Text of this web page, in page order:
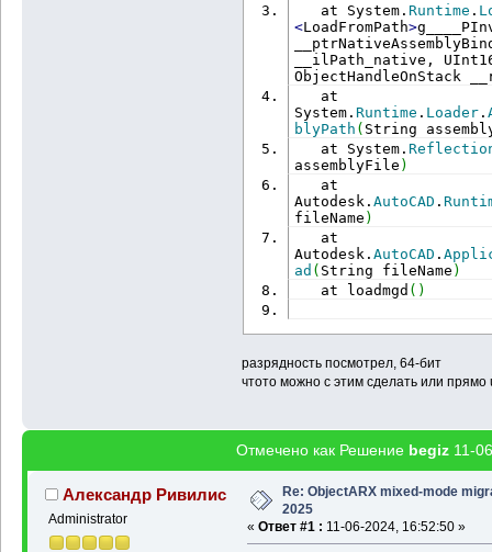
at System.Runtime .
<LoadFromPath>
__ilPath_native,
ObjectHandleOnStack
at
System.Runtime . Loader .
blyPath ( String
at System.
assemblyFile )
at
Autodesk.AutoCAD .
fileName )
at
Autodesk.AutoCAD .
ad ( String fileName )
at loadmgd ( )
разрядность посмотрел, 64-бит
чтото можно с этим сделать или
Отмечено как Решение begiz11-
Александр Ривилис
Administrator
Re: ObjectARX mixed-mode
2025
« Ответ #1 : 11-06-2024, 16:52:50 »